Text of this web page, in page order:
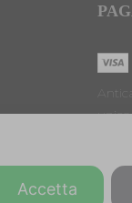
unico
Accetta